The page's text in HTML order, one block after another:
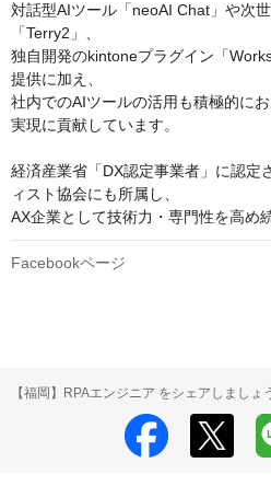
対話型AIツール「neoAI Chat」や次
「Terry2」、
独自開発のkintoneプラグイン「
提供に加え、
社内でのAIツールの活用も積極的に
実現に貢献しています。
経済産業省「DX認定事業者」に認定
ィスト協会にも所属し、
AX企業として技術力・専門性を高め
Facebookページ
【福岡】RPAエンジニア をシェアしましょ